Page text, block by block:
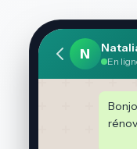
N En